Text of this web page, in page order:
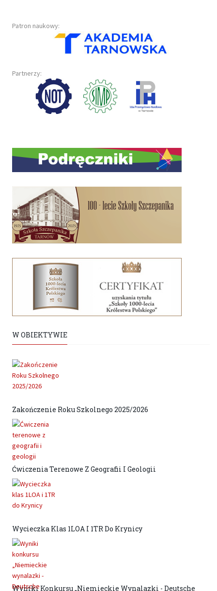
Patron naukowy:
Partnerzy:
W OBIEKTYWIE
Zakończenie Roku Szkolnego 2025/2026
Ćwiczenia Terenowe Z Geografii I Geologii
Wycieczka Klas 1LOA I 1TR Do Krynicy
Wyniki Konkursu „Niemieckie Wynalazki - Deutsche